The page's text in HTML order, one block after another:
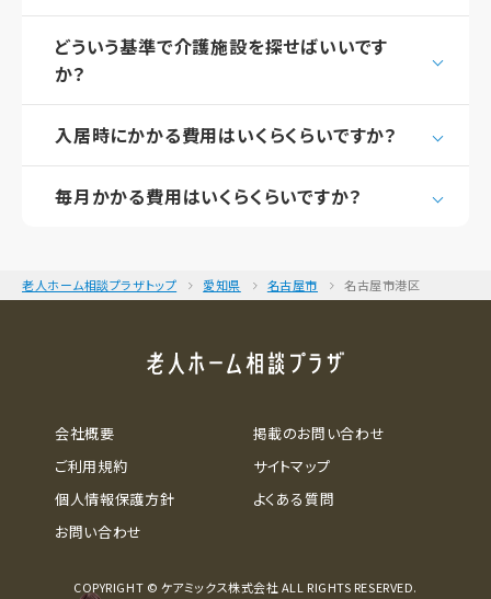
どういう基準で介護施設を探せばいいです
か？
入居時にかかる費用はいくらくらいですか？
毎月かかる費用はいくらくらいですか？
老人ホーム相談プラザトップ 愛知県 名古屋市 名古屋市港区
会社概要
ご利用規約
個人情報保護方針
お問い合わせ
掲載のお問い合わせ
サイトマップ
よくある質問
COPYRIGHT © ケアミックス株式会社 ALL RIGHTS RESERVED.